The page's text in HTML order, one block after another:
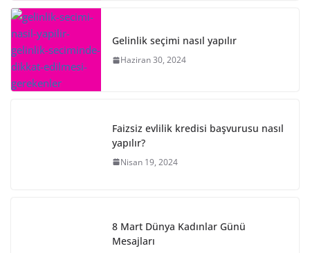
Gelinlik seçimi nasıl yapılır
Haziran 30, 2024
Faizsiz evlilik kredisi başvurusu nasıl
yapılır?
Nisan 19, 2024
8 Mart Dünya Kadınlar Günü
Mesajları